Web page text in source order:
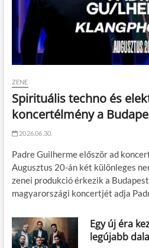
ZENE
Spirituális techno és
koncertélmény a
2026.06.30.
Padre Guilherme először ad
Augusztus 20-án két különleges
zenei produkció érkezik a
magyarországi koncertjét adja
Egy új éra
legújabb dala